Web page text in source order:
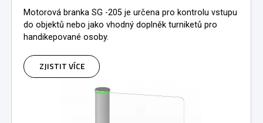
Motorová branka SG -205 je určena pro kontrolu vstupu
do objektů nebo jako vhodný doplněk turniketů pro
handikepované osoby.
ZJISTIT VÍCE